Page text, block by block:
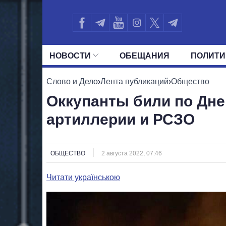
НОВОСТИ ОБЕЩАНИЯ
ВСЕ ПОЛИТИКИ ПРЕЗИДЕНТ И
Слово и Дело›Лента публикаций›Общество
Оккупанты били по
артиллерии и РСЗО
ОБЩЕСТВО 2 августа 2022, 07:46
Читати українською